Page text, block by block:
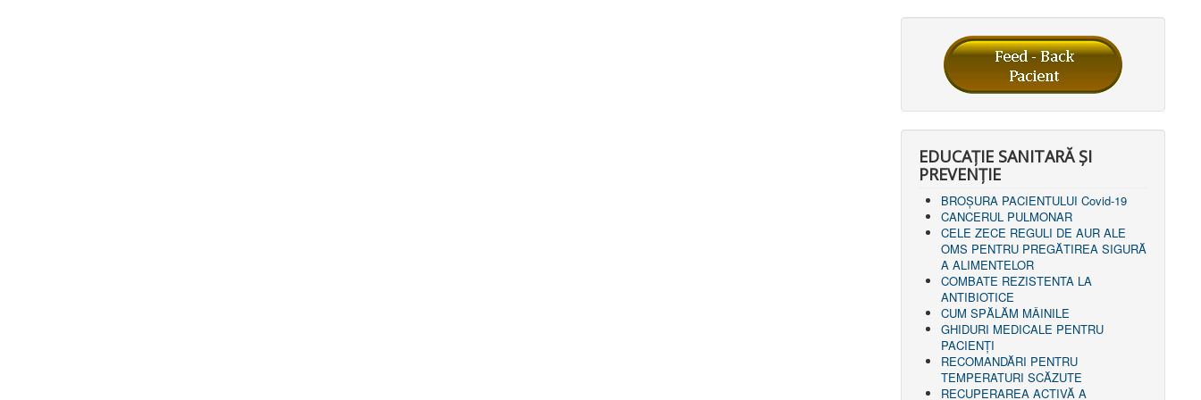
EDUCAȚIE SANITARĂ ȘI
PREVENȚIE
BROȘURA PACIENTULUI Covid-19
CANCERUL PULMONAR
CELE ZECE REGULI DE AUR ALE
OMS PENTRU PREGĂTIREA SIGURĂ
A ALIMENTELOR
COMBATE REZISTENTA LA
ANTIBIOTICE
CUM SPĂLĂM MÂINILE
GHIDURI MEDICALE PENTRU
PACIENȚI
RECOMANDĂRI PENTRU
TEMPERATURI SCĂZUTE
RECUPERAREA ACTIVĂ A